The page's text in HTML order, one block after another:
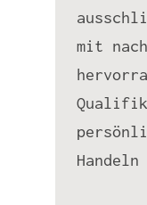
mit